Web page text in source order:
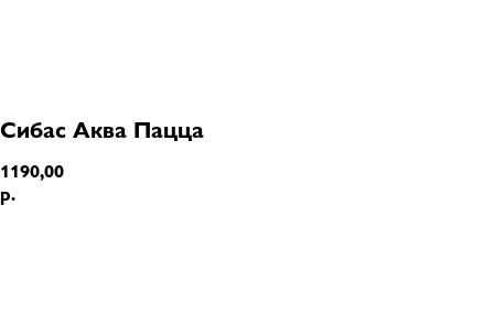
Сибас Аква Пацца
1190,00
р.